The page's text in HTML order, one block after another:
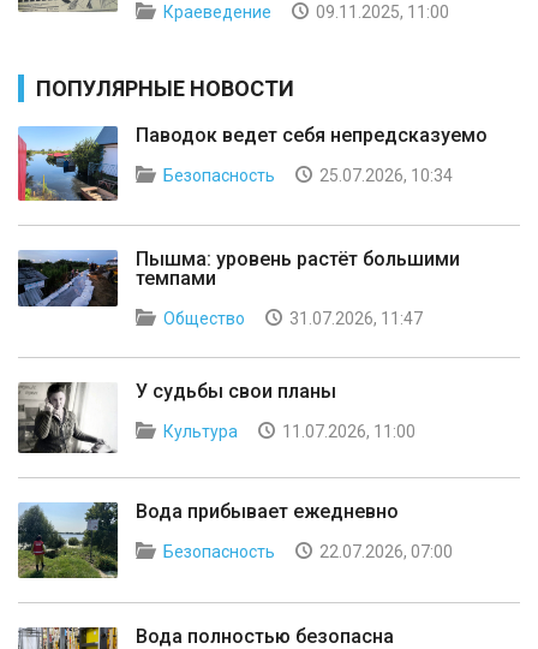
Краеведение 09.11.2025, 11:00
ПОПУЛЯРНЫЕ НОВОСТИ
Паводок ведет себя непредсказуемо
Безопасность 25.07.2026, 10:34
Пышма: уровень растёт большими
темпами
Общество 31.07.2026, 11:47
У судьбы свои планы
Культура 11.07.2026, 11:00
Вода прибывает ежедневно
Безопасность 22.07.2026, 07:00
Вода полностью безопасна